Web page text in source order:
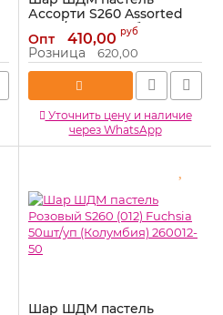
Ассорти S260 Assorted
50шт/уп (Колумбия)
260000-50
Артикул: 260000-50
Опт 410,00 руб
Розница 620,00
Уточнить цену и наличие
через WhatsApp
Шар ШДМ пастель